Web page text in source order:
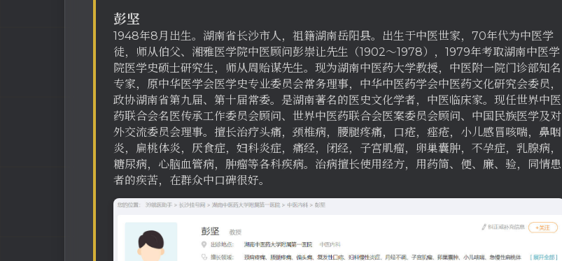
彭坚
1948年8月出生。湖南省长沙市人，祖籍湖南岳阳县。出生于中医世家，70年代为中医学
徒，师从伯父、湘雅医学院中医顾问彭崇让先生（1902～1978），1979年考取湖南中医学
院医学史硕士研究生，师从周贻谋先生。现为湖南中医药大学教授，中医附一院门诊部知名
专家，原中华医学会医学史专业委员会常务理事，中华中医药学会中医药文化研究会委员，
政协湖南省第九届、第十届常委。是湖南著名的医史文化学者，中医临床家。现任世界中医
药联合会名医传承工作委员会顾问、世界中医药联合会医案委员会顾问、中国民族医学及对
外交流委员会理事。擅长治疗头痛，颈椎病，腰腿疼痛，口疮，痤疮，小儿感冒咳喘，鼻咽
炎，扁桃体炎，厌食症，妇科炎症，痛经，闭经，子宫肌瘤，卵巢囊肿，不孕症，乳腺病，
糖尿病，心脑血管病，肿瘤等各科疾病。治病擅长使用经方，用药简、便、廉、验，同情患
者的疾苦，在群众中口碑很好。